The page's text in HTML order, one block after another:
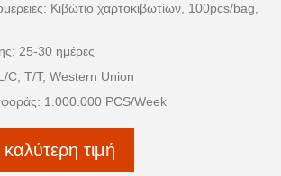
Κιβώτιο χαρτοκιβωτίων, 100pcs/bag,
25-30 ημέρες
C, T/T, Western Union
1.000.000 PCS/Week
τιμή